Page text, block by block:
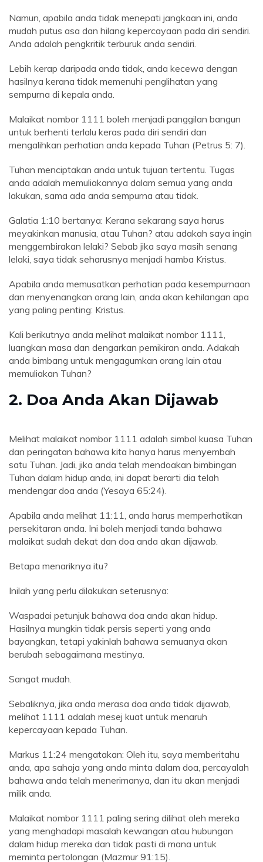
Namun, apabila anda tidak menepati jangkaan ini, anda
mudah putus asa dan hilang kepercayaan pada diri sendiri.
Anda adalah pengkritik terburuk anda sendiri.
Lebih kerap daripada anda tidak, anda kecewa dengan
hasilnya kerana tidak memenuhi penglihatan yang
sempurna di kepala anda.
Malaikat nombor 1111 boleh menjadi panggilan bangun
untuk berhenti terlalu keras pada diri sendiri dan
mengalihkan perhatian anda kepada Tuhan (Petrus 5: 7).
Tuhan menciptakan anda untuk tujuan tertentu. Tugas
anda adalah memuliakannya dalam semua yang anda
lakukan, sama ada anda sempurna atau tidak.
Galatia 1:10 bertanya: Kerana sekarang saya harus
meyakinkan manusia, atau Tuhan? atau adakah saya ingin
menggembirakan lelaki? Sebab jika saya masih senang
lelaki, saya tidak seharusnya menjadi hamba Kristus.
Apabila anda memusatkan perhatian pada kesempurnaan
dan menyenangkan orang lain, anda akan kehilangan apa
yang paling penting: Kristus.
Kali berikutnya anda melihat malaikat nombor 1111,
luangkan masa dan dengarkan pemikiran anda. Adakah
anda bimbang untuk mengagumkan orang lain atau
memuliakan Tuhan?
2. Doa Anda Akan Dijawab
Melihat malaikat nombor 1111 adalah simbol kuasa Tuhan
dan peringatan bahawa kita hanya harus menyembah
satu Tuhan. Jadi, jika anda telah mendoakan bimbingan
Tuhan dalam hidup anda, ini dapat berarti dia telah
mendengar doa anda (Yesaya 65:24).
Apabila anda melihat 11:11, anda harus memperhatikan
persekitaran anda. Ini boleh menjadi tanda bahawa
malaikat sudah dekat dan doa anda akan dijawab.
Betapa menariknya itu?
Inilah yang perlu dilakukan seterusnya:
Waspadai petunjuk bahawa doa anda akan hidup.
Hasilnya mungkin tidak persis seperti yang anda
bayangkan, tetapi yakinlah bahawa semuanya akan
berubah sebagaimana mestinya.
Sangat mudah.
Sebaliknya, jika anda merasa doa anda tidak dijawab,
melihat 1111 adalah mesej kuat untuk menaruh
kepercayaan kepada Tuhan.
Markus 11:24 mengatakan: Oleh itu, saya memberitahu
anda, apa sahaja yang anda minta dalam doa, percayalah
bahawa anda telah menerimanya, dan itu akan menjadi
milik anda.
Malaikat nombor 1111 paling sering dilihat oleh mereka
yang menghadapi masalah kewangan atau hubungan
dalam hidup mereka dan tidak pasti di mana untuk
meminta pertolongan (Mazmur 91:15).